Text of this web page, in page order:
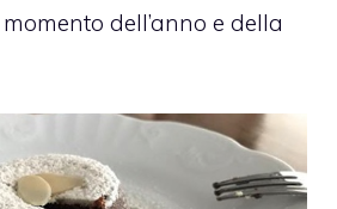
dell’anno e della